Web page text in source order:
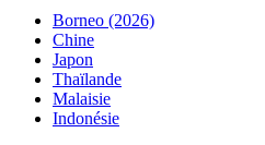
Borneo (2026)
Chine
Japon
Thaïlande
Malaisie
Indonésie